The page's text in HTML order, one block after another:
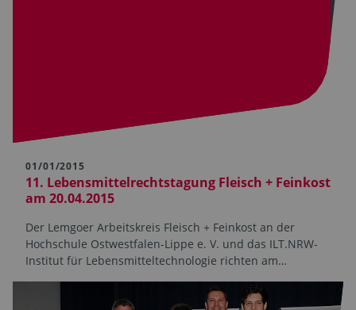
01/01/2015
11. Lebensmittelrechtstagung Fleisch + Feinkost
am 20.04.2015
Der Lemgoer Arbeitskreis Fleisch + Feinkost an der
Hochschule Ostwestfalen-Lippe e. V. und das ILT.NRW-
Institut für Lebensmitteltechnologie richten am…